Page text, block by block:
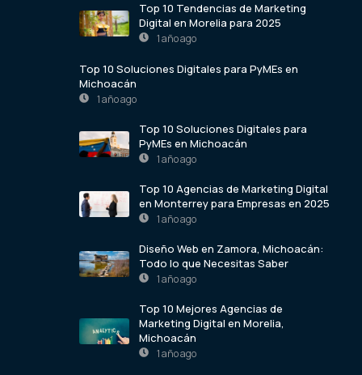
Top 10 Tendencias de Marketing
Digital en Morelia para 2025
1 año ago
Top 10 Soluciones Digitales para PyMEs en
Michoacán
1 año ago
Top 10 Soluciones Digitales para
PyMEs en Michoacán
1 año ago
Top 10 Agencias de Marketing Digital
en Monterrey para Empresas en 2025
1 año ago
Diseño Web en Zamora, Michoacán:
Todo lo que Necesitas Saber
1 año ago
Top 10 Mejores Agencias de
Marketing Digital en Morelia,
Michoacán
1 año ago